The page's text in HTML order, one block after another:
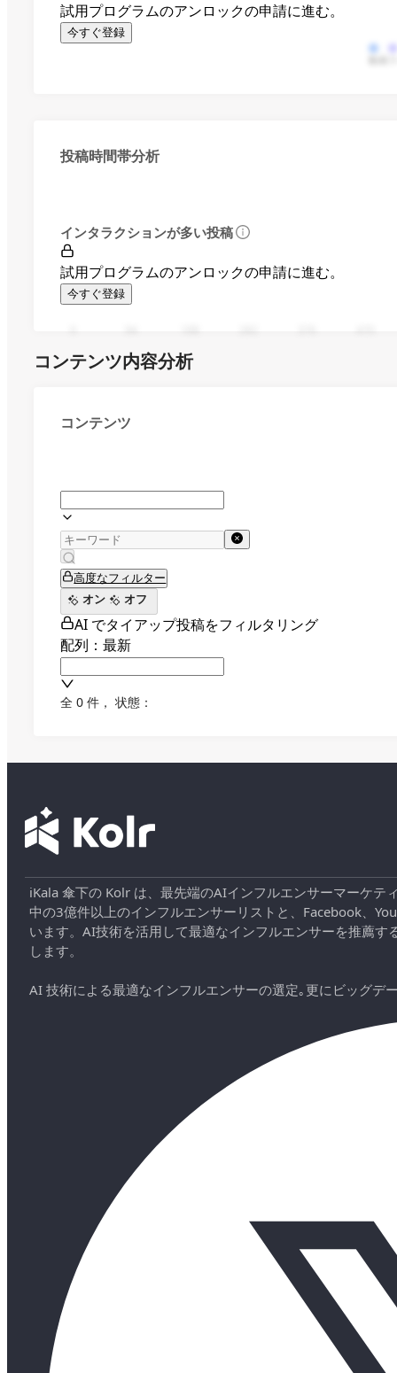
試用プログラムのアンロックの申請に進む。
今すぐ登録
投稿時間帯分析
インタラクションが多い投稿
試用プログラムのアンロックの申請に進む。
今すぐ登録
コンテンツ内容分析
コンテンツ
高度なフィルター
オン
オフ
AI でタイアップ投稿をフィルタリング
配列：最新
全 0 件 ， 状態：
iKala 傘下の Kolr は、最先端のAIインフルエンサーマーケ
中の3億件以上のインフルエンサーリストと、Facebook、
います。AI技術を活用して最適なインフルエンサーを推薦
します。
AI 技術による最適なインフルエンサーの選定｡更にビッグデ